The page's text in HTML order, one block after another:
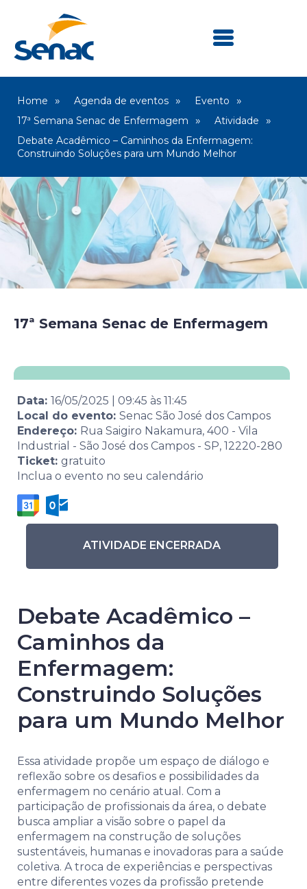
Home Agenda de eventos
Evento
17ª Semana Senac de Enfermagem
Atividade
Debate Acadêmico – Caminhos da Enfermagem:
Construindo Soluções para um Mundo Melhor
17ª Semana Senac de Enfermagem
Data: 16/05/2025 09:45 às 11:45
Local do evento: Senac São José dos Campos
Endereço: Rua Saigiro Nakamura, 400 - Vila
Industrial - São José dos Campos - SP, 12220-280
Ticket: gratuito
Inclua o evento no seu calendário
ATIVIDADE ENCERRADA
Debate Acadêmico –
Caminhos da
Enfermagem:
Construindo Soluções
para um Mundo Melhor
Essa atividade propõe um espaço de diálogo e
reflexão sobre os desafios e possibilidades da
enfermagem no cenário atual. Com a
participação de profissionais da área, o debate
busca ampliar a visão sobre o papel da
enfermagem na construção de soluções
sustentáveis, humanas e inovadoras para a saúde
coletiva. A troca de experiências e perspectivas
entre diferentes vozes da profissão pretende